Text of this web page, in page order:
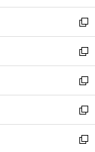
開
く
ウ
で
開
く
ン
ド
ウ
で
開
く
新
し
い
ウ
ィ
ン
ド
ウ
で
新
し
い
ウ
ィ
ン
ド
新
し
い
ウ
ィ
新
し
い
新